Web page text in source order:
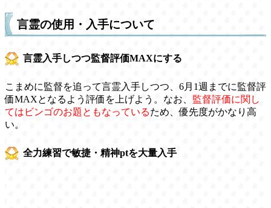
言霊の使用・入手について
言霊入手しつつ監督評価MAXにする
こまめに監督を追って言霊入手しつつ、6月1週までに監督評
価MAXとなるよう評価を上げよう。なお、 監督評価に関し
てはビンゴのお題ともなっているため、優先度がかなり高
い。
全力練習で敏捷・精神ptを大量入手